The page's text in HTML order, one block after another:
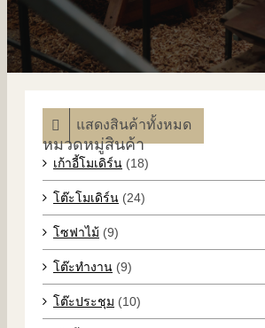
รูปรีวิว
บทควา
แสดงสินค้าทั้งหมด
หมวดหมู่สินค้า
เก้าอี้โมเดิร์น (18)
โต๊ะโมเดิร์น (24)
โซฟาไม้ (9)
โต๊ะทำงาน (9)
โต๊ะประชุม (10)